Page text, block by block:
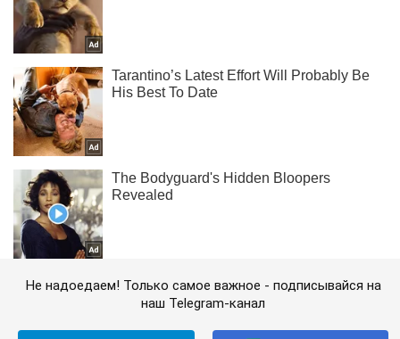
Не надоедаем! Только самое важное - подписывайся на
наш Telegram-канал